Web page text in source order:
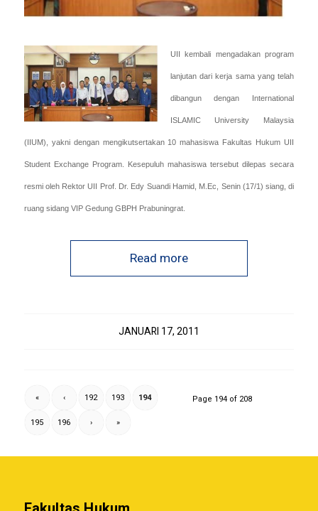
UII kembali mengadakan program
lanjutan dari kerja sama yang telah
dibangun dengan International
ISLAMIC University Malaysia
(IIUM), yakni dengan mengikutsertakan 10 mahasiswa Fakultas Hukum UII
Student Exchange Program. Kesepuluh mahasiswa tersebut dilepas secara
resmi oleh Rektor UII Prof. Dr. Edy Suandi Hamid, M.Ec, Senin (17/1) siang, di
ruang sidang VIP Gedung GBPH Prabuningrat.
Read more
JANUARI 17, 2011
Page 194 of 208
« ‹ 192 193 194
195 196 › »